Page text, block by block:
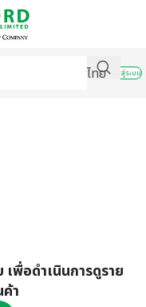
ไทย
เข้าสู่ระบบ
พื่อดำเนินการดูราย
า